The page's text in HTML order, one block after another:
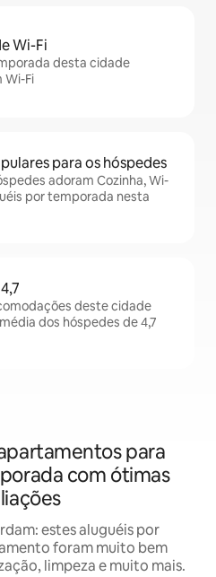
Wi-Fi
desta cidade
Wi-Fi
para os hóspedes
adoram Cozinha, Wi-
por temporada nesta
deste cidade
dos hóspedes de 4,7
para
com ótimas
estes aluguéis por
foram muito bem
limpeza e muito mais.